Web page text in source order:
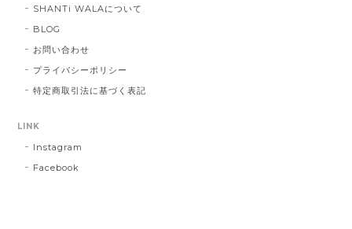
SHANTi WALAについて
BLOG
お問い合わせ
プライバシーポリシー
特定商取引法に基づく表記
LINK
Instagram
Facebook